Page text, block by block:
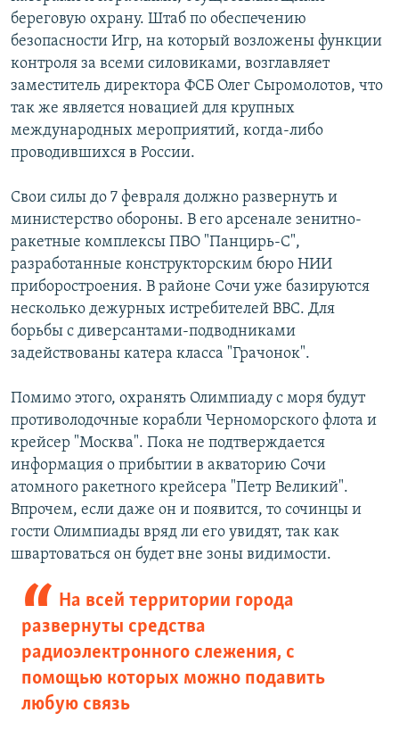
береговую охрану. Штаб по обеспечению
безопасности Игр, на который возложены функции
контроля за всеми силовиками, возглавляет
заместитель директора ФСБ Олег Сыромолотов, что
так же является новацией для крупных
международных мероприятий, когда-либо
проводившихся в России.
Свои силы до 7 февраля должно развернуть и
министерство обороны. В его арсенале зенитно-
ракетные комплексы ПВО "Панцирь-С",
разработанные конструкторским бюро НИИ
приборостроения. В районе Сочи уже базируются
несколько дежурных истребителей ВВС. Для
борьбы с диверсантами-подводниками
задействованы катера класса "Грачонок".
Помимо этого, охранять Олимпиаду с моря будут
противолодочные корабли Черноморского флота и
крейсер "Москва". Пока не подтверждается
информация о прибытии в акваторию Сочи
атомного ракетного крейсера "Петр Великий".
Впрочем, если даже он и появится, то сочинцы и
гости Олимпиады вряд ли его увидят, так как
швартоваться он будет вне зоны видимости.
На всей территории города
развернуты средства
радиоэлектронного слежения, с
помощью которых можно подавить
любую связь